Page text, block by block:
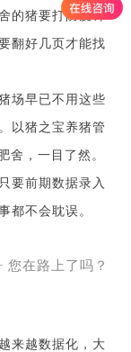
的猪要打防疫针
翻好几页才能找
场早已不用这些
以猪之宝养猪管
舍，一目了然。
要前期数据录入
都不会耽误。
来越数据化，大